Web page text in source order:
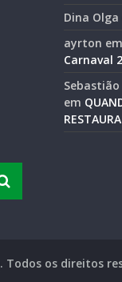
Dina Olga
ayrton em
Carnaval
Sebastião
em
. Todos os direitos